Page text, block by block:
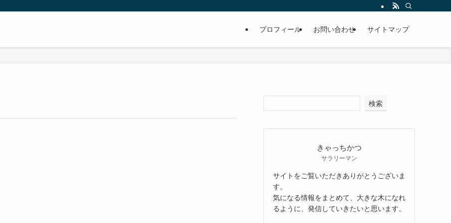
プロフィール お問い合わせ サイトマップ
検索
きゃっちかつ
サラリーマン
サイトをご覧いただきありがとうございま
す。
気になる情報をまとめて、大きな木になれ
るように、発信していきたいと思います。